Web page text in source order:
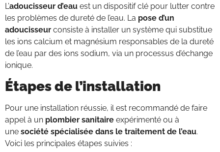
L’adoucisseur d’eau est un dispositif clé pour lutter contre
les problèmes de dureté de l’eau. La pose d’un
adoucisseur consiste à installer un système qui substitue
les ions calcium et magnésium responsables de la dureté
de l’eau par des ions sodium, via un processus d’échange
ionique.
Étapes de l’installation
Pour une installation réussie, il est recommandé de faire
appel à un plombier sanitaire expérimenté ou à
une société spécialisée dans le traitement de l’eau.
Voici les principales étapes suivies :